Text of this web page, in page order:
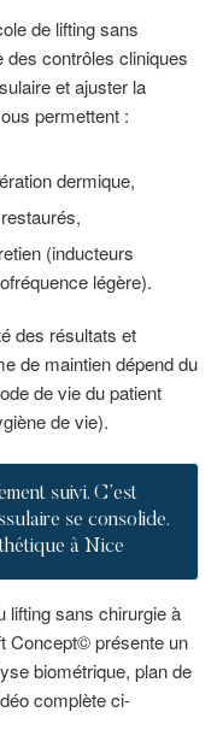
de lifting sans
contrôles cliniques
et ajuster la
permettent :
dermique,
(inducteurs
légère).
des résultats et
de maintien dépend du
de vie du patient
de vie).
suivi. C’est
se consolide.
à Nice
lifting sans chirurgie à
Concept© présente un
biométrique, plan de
complète ci-